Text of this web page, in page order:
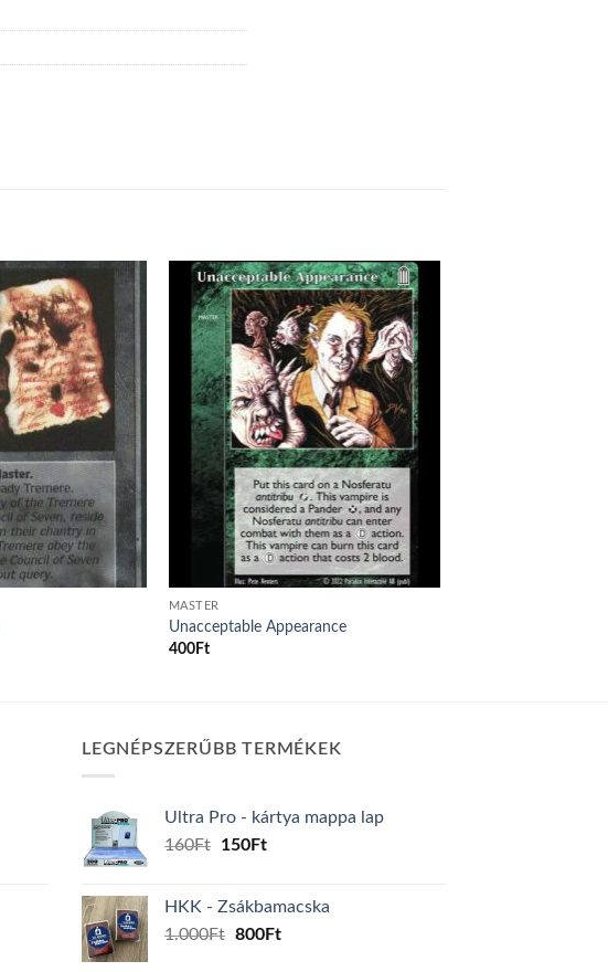
Add to
wishlist
Add to
wishlist
MASTER
Unacceptable Appearance
400Ft
LEGNÉPSZERŰBB TERMÉKEK
Ultra Pro - kártya mappa lap
160Ft
Original
160Ft.
150FtCurrent
150Ft.
HKK - Zsákbamacska
1.000Ft Original
800FtCurrent